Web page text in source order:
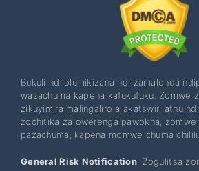
Bukuli ndilolumikizana ndi zamalonda
wazachuma kapena kafukufuku. Zomwe
zikuyimira malingaliro a akatswiri athu
zochitika za owerenga pawokha, zomwe
pazachuma, kapena momwe chuma chilili.
General Risk Notification: Zogulitsa